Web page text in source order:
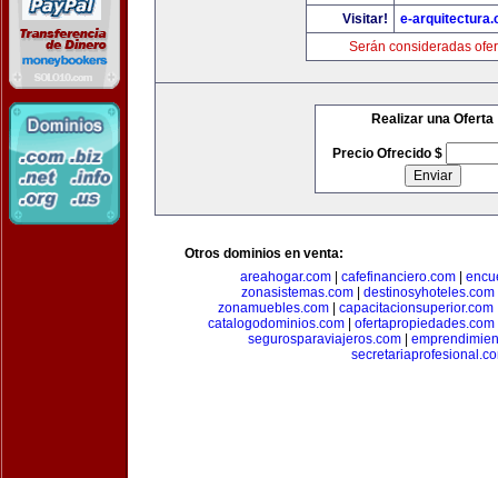
Visitar!
e-
Serán consideradas
Realizar una Oferta
Precio Ofrecido $
Otros dominios en venta:
areahogar.com| cafefinanciero.com|
zonasistemas.com| destinosyhoteles.com
zonamuebles.com| capacitacionsuperior.com
catalogodominios.com| ofertapropiedades.com
segurosparaviajeros.com